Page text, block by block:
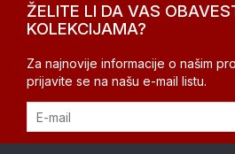
ŽELITE LI DA VAS
KOLEKCIJAMA?
Za najnovije informacije o našim
prijavite se na našu e-mail listu.